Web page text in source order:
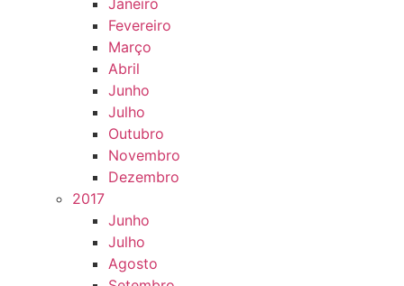
Janeiro
Fevereiro
Março
Abril
Junho
Julho
Outubro
Novembro
Dezembro
2017
Junho
Julho
Agosto